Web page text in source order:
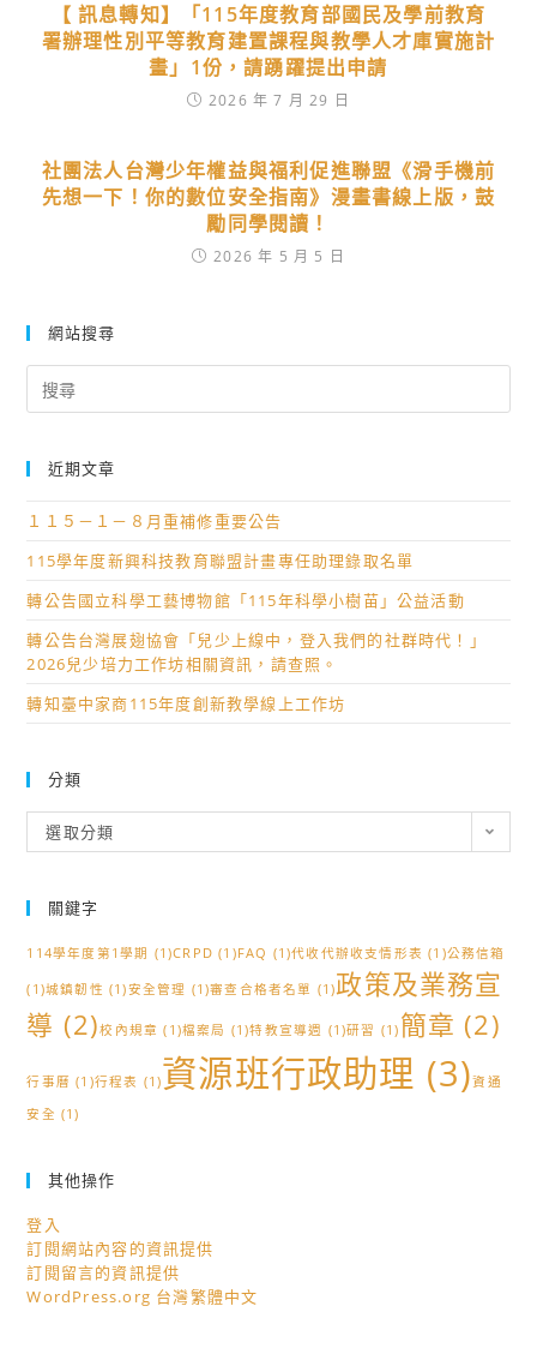
【 訊息轉知】「115年度教育部國民及學前教育
署辦理性別平等教育建置課程與教學人才庫實施計
畫」1份，請踴躍提出申請
2026 年 7 月 29 日
社團法人台灣少年權益與福利促進聯盟《滑手機前
先想一下！你的數位安全指南》漫畫書線上版，鼓
勵同學閱讀！
2026 年 5 月 5 日
網站搜尋
for:
近期文章
１１５－１－８月重補修重要公告
115學年度新興科技教育聯盟計畫專任助理錄取名單
轉公告國立科學工藝博物館「115年科學小樹苗」公益活動
轉公告台灣展翅協會「兒少上線中，登入我們的社群時代！」
2026兒少培力工作坊相關資訊，請查照。
轉知臺中家商115年度創新教學線上工作坊
分類
類
選取分類
關鍵字
114學年度第1學期 (1)CRPD (1)FAQ (1)代收代辦收支情形表 (1)公務信箱
(1)城鎮韌性 (1)安全管理 (1)審查合格者名單 (1)政策及業務宣
導 (2)校內規章 (1)檔案局 (1)特教宣導週 (1)研習 (1) 簡章 (2)
行事曆 (1)行程表 (1)資源班行政助理 (3)資通
安全 (1)
其他操作
登入
訂閱網站內容的資訊提供
訂閱留言的資訊提供
WordPress.org 台灣繁體中文